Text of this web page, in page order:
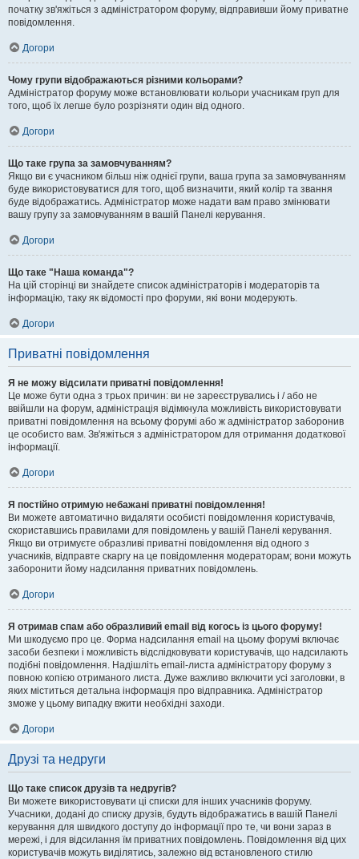
початку зв'яжіться з адміністратором форуму, відправивши йому приватне
повідомлення.
Догори
Чому групи відображаються різними кольорами?
Адміністратор форуму може встановлювати кольори учасникам груп для
того, щоб їх легше було розрізняти один від одного.
Догори
Що таке група за замовчуванням?
Якщо ви є учасником більш ніж однієї групи, ваша група за замовчуванням
буде використовуватися для того, щоб визначити, який колір та звання
буде відображатись. Адміністратор може надати вам право змінювати
вашу групу за замовчуванням в вашій Панелі керування.
Догори
Що таке "Наша команда"?
На цій сторінці ви знайдете список адміністраторів і модераторів та
інформацію, таку як відомості про форуми, які вони модерують.
Догори
Приватні повідомлення
Я не можу відсилати приватні повідомлення!
Це може бути одна з трьох причин: ви не зареєструвались і / або не
ввійшли на форум, адміністрація відімкнула можливість використовувати
приватні повідомлення на всьому форумі або ж адміністратор заборонив
це особисто вам. Зв'яжіться з адміністратором для отримання додаткової
інформації.
Догори
Я постійно отримую небажані приватні повідомлення!
Ви можете автоматично видаляти особисті повідомлення користувачів,
скориставшись правилами для повідомлень у вашій Панелі керування.
Якщо ви отримуєте образливі приватні повідомлення від одного з
учасників, відправте скаргу на це повідомлення модераторам; вони можуть
заборонити йому надсилання приватних повідомлень.
Догори
Я отримав спам або образливий email від когось із цього форуму!
Ми шкодуємо про це. Форма надсилання email на цьому форумі включає
засоби безпеки і можливість відслідковувати користувачів, що надсилають
подібні повідомлення. Надішліть email-листа адміністратору форуму з
повною копією отриманого листа. Дуже важливо включити усі заголовки, в
яких міститься детальна інформація про відправника. Адміністратор
зможе у цьому випадку вжити необхідні заходи.
Догори
Друзі та недруги
Що таке список друзів та недругів?
Ви можете використовувати ці списки для інших учасників форуму.
Учасники, додані до списку друзів, будуть відображатись в вашій Панелі
керування для швидкого доступу до інформації про те, чи вони зараз в
мережі, і для відсилання їм приватних повідомлень. Повідомлення від цих
користувачів можуть виділятись, залежно від встановленого стилю